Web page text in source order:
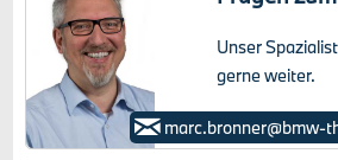
Unser
gerne weiter.
marc.bronner@bmw-
Marc Bronner